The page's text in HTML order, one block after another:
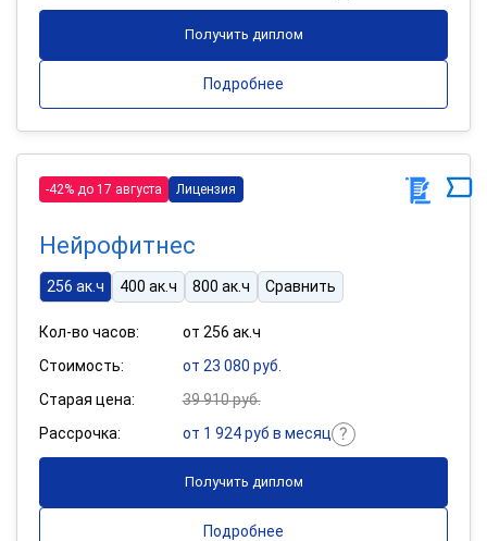
Получить диплом
Подробнее
-42% до 17 августа Лицензия
Нейрофитнес
256 ак.ч 400 ак.ч 800 ак.ч Сравнить
Кол-во часов:
от 256 ак.ч
Стоимость:
от 23 080 руб.
Старая цена:
39 910 руб.
Рассрочка:
от 1 924 руб в месяц
Получить диплом
Подробнее